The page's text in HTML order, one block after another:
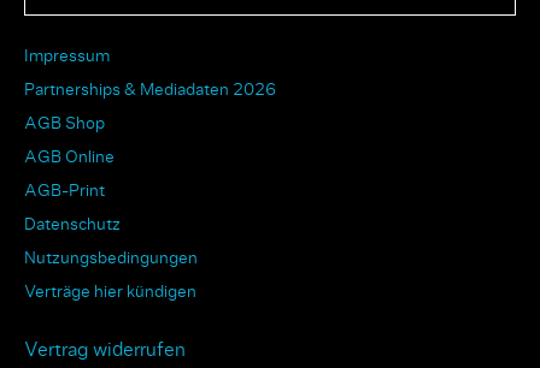
Impressum
Partnerships & Mediadaten 2026
AGB Shop
AGB Online
AGB-Print
Datenschutz
Nutzungsbedingungen
Verträge hier kündigen
Vertrag widerrufen